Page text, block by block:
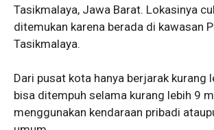
Tasikmalaya, Jawa Barat. Lokasinya
ditemukan karena berada di kawasan
Tasikmalaya.
Dari pusat kota hanya berjarak kurang
bisa ditempuh selama kurang lebih 9
menggunakan kendaraan pribadi